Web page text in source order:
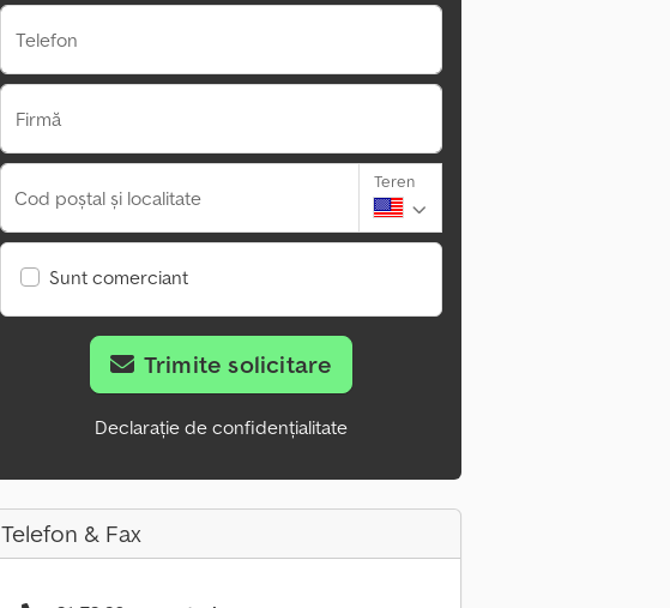
Telefon
Firmă
Cod poștal și localitate
Teren
Sunt comerciant
Trimite solicitare
Declarație de confidențialitate
Telefon & Fax